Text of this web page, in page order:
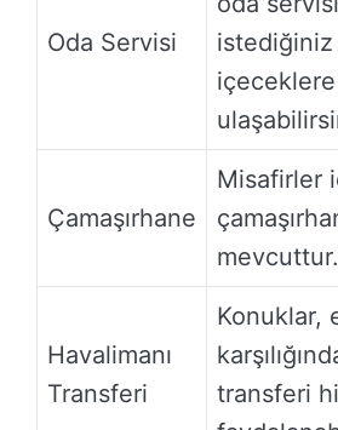
Oda Servisi
içeceklere
Çamaşırhane
Misafirler
mevcuttur.
Havalimanı
Transferi
Konuklar,
transferi